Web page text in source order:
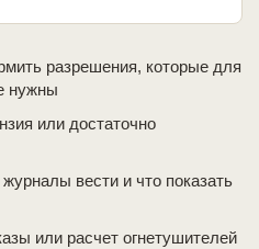
разрешения, которые для
нужны
или достаточно
вести и что показать
или расчет огнетушителей